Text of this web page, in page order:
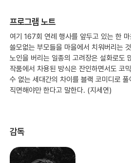
프로그램 노트
여기 167회 연례 행사를 앞두고 있는 한
쓸모없는 부모들을 마을에서 치워버리는
노인을 버리는 일종의 고려장은 설화로도
작품에서 차용된 방식은 잔인하면서도 코
수 없는 세대간의 차이를 블랙 코미디로
직면해야만 한다고 말한다. (지세연)
감독